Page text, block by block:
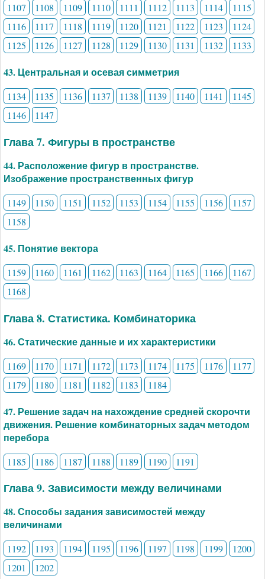
1107 1108 1109 1110 1111 1112 1113 1114
1115
1116
1117 1118 1119 1120 1121 1122 1123
1124
1125
1126 1127 1128 1129 1130 1131 1132 1133
43. Центральная и осевая симметрия
1134 1135 1136 1137 1138 1139 1140 1141
1145
1146
1147
Глава 7. Фигуры в пространстве
44. Расположение фигур в пространстве.
Изображение пространственных фигур
1149 1150 1151 1152 1153 1154 1155 1156
1157
1158
45. Понятие вектора
1159 1160 1161 1162 1163 1164 1165 1166
1167
1168
Глава 8. Статистика. Комбинаторика
46. Статические данные и их характеристики
1169 1170 1171 1172 1173 1174 1175 1176
1177
1179
1180 1181 1182 1183 1184
47. Решение задач на нахождение средней скорочти
движения. Решение комбинаторных задач методом
перебора
1185 1186 1187 1188 1189 1190 1191
Глава 9. Зависимости между величинами
48. Способы задания зависимостей между
величинами
1192 1193 1194 1195 1196 1197 1198 1199
1200
1201
1202